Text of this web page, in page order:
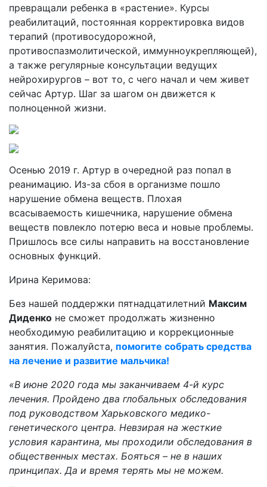
превращали ребенка в «растение». Курсы
реабилитаций, постоянная корректировка видов
терапий (противосудорожной,
противоспазмолитической, иммунноукрепляющей),
а также регулярные консультации ведущих
нейрохирургов – вот то, с чего начал и чем живет
сейчас Артур. Шаг за шагом он движется к
полноценной жизни.
Осенью 2019 г. Артур в очередной раз попал в
реанимацию. Из-за сбоя в организме пошло
нарушение обмена веществ. Плохая
всасываемость кишечника, нарушение обмена
веществ повлекло потерю веса и новые проблемы.
Пришлось все силы направить на восстановление
основных функций.
Ирина Керимова:
Без нашей поддержки пятнадцатилетний Максим
Диденко не сможет продолжать жизненно
необходимую реабилитацию и коррекционные
занятия. Пожалуйста, помогите собрать средства
на лечение и развитие мальчика!
«В июне 2020 года мы заканчиваем 4-й курс
лечения. Пройдено два глобальных обследования
под руководством Харьковского медико-
генетического центра. Невзирая на жесткие
условия карантина, мы проходили обследования в
общественных местах. Бояться – не в наших
принципах. Да и время терять мы не можем.